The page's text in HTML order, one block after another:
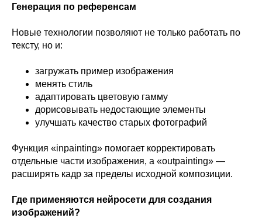
Генерация по референсам
Новые технологии позволяют не только работать по
тексту, но и:
загружать пример изображения
менять стиль
адаптировать цветовую гамму
дорисовывать недостающие элементы
улучшать качество старых фотографий
Функция «inpainting» помогает корректировать
отдельные части изображения, а «outpainting» —
расширять кадр за пределы исходной композиции.
Где применяются нейросети для создания
изображений?